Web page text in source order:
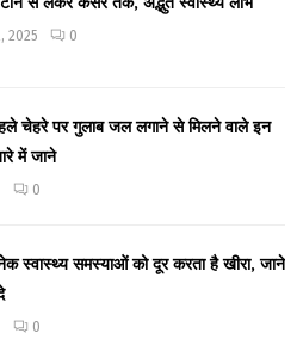
2025 0
चेहरे पर गुलाब जल लगाने से मिलने वाले इन
में जाने
0
स्वास्थ्य समस्याओं को दूर करता है खीरा, जाने
0